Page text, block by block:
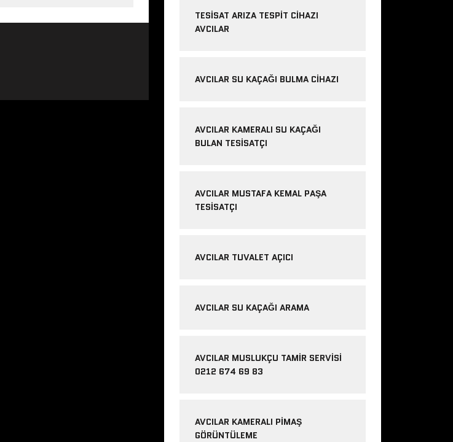
TESISAT ARIZA TESPIT CIHAZI
AVCILAR
AVCILAR SU KAÇAĞI BULMA CIHAZI
AVCILAR KAMERALI SU KAÇAĞI
BULAN TESISATÇI
AVCILAR MUSTAFA KEMAL PAŞA
TESISATÇI
AVCILAR TUVALET AÇICI
AVCILAR SU KAÇAĞI ARAMA
AVCILAR MUSLUKÇU TAMIR SERVISI
0212 674 69 83
AVCILAR KAMERALI PIMAŞ
GÖRÜNTÜLEME